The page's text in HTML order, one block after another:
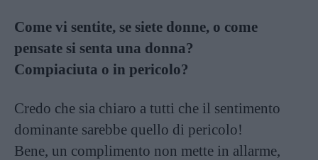
Come vi sentite, se siete donne, o come
pensate si senta una donna?
Compiaciuta o in pericolo?
Credo che sia chiaro a tutti che il sentimento
dominante sarebbe quello di pericolo!
Bene, un complimento non mette in allarme,